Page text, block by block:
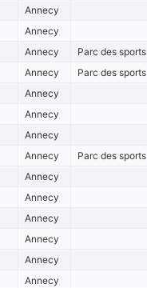
Annecy
Annecy
Annecy
Parc des sports
Annecy
Parc des sports
Annecy
Annecy
Annecy
Annecy
Parc des sports
Annecy
Annecy
Annecy
Annecy
Annecy
Annecy